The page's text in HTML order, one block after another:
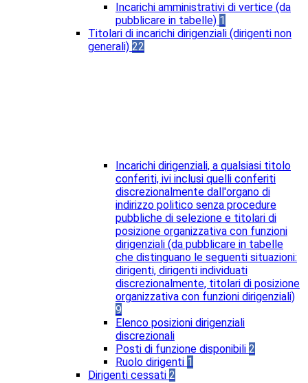
Incarichi amministrativi di vertice (da
pubblicare in tabelle) 1
Titolari di incarichi dirigenziali (dirigenti non
generali) 22
Incarichi dirigenziali, a qualsiasi titolo
conferiti, ivi inclusi quelli conferiti
discrezionalmente dall'organo di
indirizzo politico senza procedure
pubbliche di selezione e titolari di
posizione organizzativa con funzioni
dirigenziali (da pubblicare in tabelle
che distinguano le seguenti situazioni:
dirigenti, dirigenti individuati
discrezionalmente, titolari di posizione
organizzativa con funzioni dirigenziali)
9
Elenco posizioni dirigenziali
discrezionali
Posti di funzione disponibili 2
Ruolo dirigenti 1
Dirigenti cessati 2